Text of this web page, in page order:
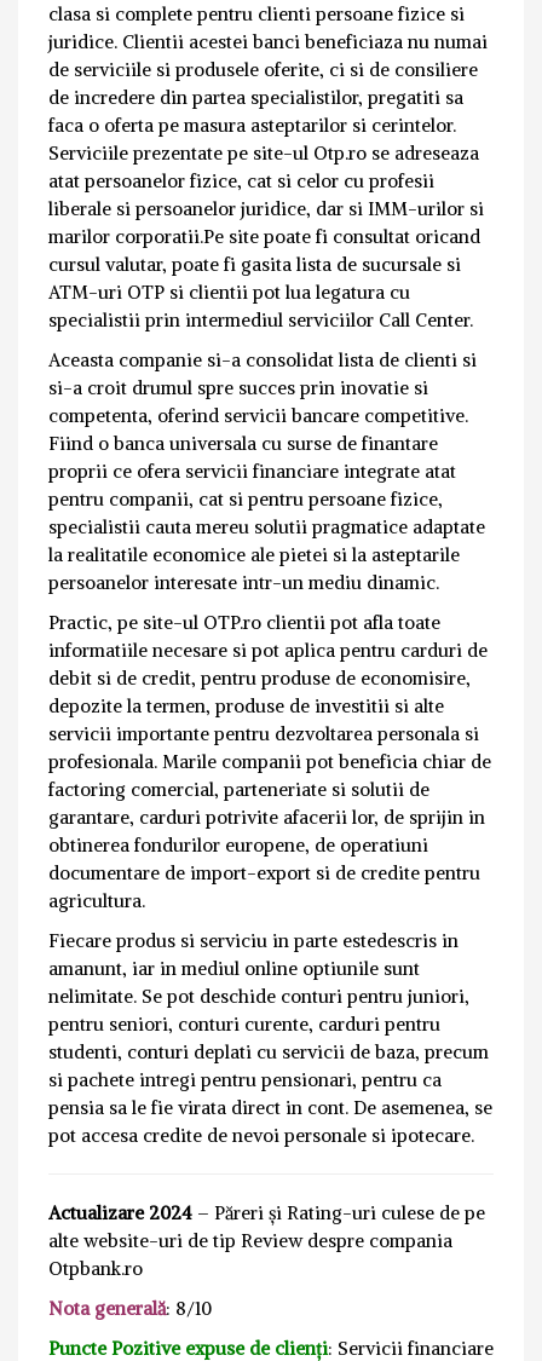
clasa si complete pentru clienti persoane fizice si
juridice. Clientii acestei banci beneficiaza nu numai
de serviciile si produsele oferite, ci si de consiliere
de incredere din partea specialistilor, pregatiti sa
faca o oferta pe masura asteptarilor si cerintelor.
Serviciile prezentate pe site-ul Otp.ro se adreseaza
atat persoanelor fizice, cat si celor cu profesii
liberale si persoanelor juridice, dar si IMM-urilor si
marilor corporatii.Pe site poate fi consultat oricand
cursul valutar, poate fi gasita lista de sucursale si
ATM-uri OTP si clientii pot lua legatura cu
specialistii prin intermediul serviciilor Call Center.
Aceasta companie si-a consolidat lista de clienti si
si-a croit drumul spre succes prin inovatie si
competenta, oferind servicii bancare competitive.
Fiind o banca universala cu surse de finantare
proprii ce ofera servicii financiare integrate atat
pentru companii, cat si pentru persoane fizice,
specialistii cauta mereu solutii pragmatice adaptate
la realitatile economice ale pietei si la asteptarile
persoanelor interesate intr-un mediu dinamic.
Practic, pe site-ul OTP.ro clientii pot afla toate
informatiile necesare si pot aplica pentru carduri de
debit si de credit, pentru produse de economisire,
depozite la termen, produse de investitii si alte
servicii importante pentru dezvoltarea personala si
profesionala. Marile companii pot beneficia chiar de
factoring comercial, parteneriate si solutii de
garantare, carduri potrivite afacerii lor, de sprijin in
obtinerea fondurilor europene, de operatiuni
documentare de import-export si de credite pentru
agricultura.
Fiecare produs si serviciu in parte estedescris in
amanunt, iar in mediul online optiunile sunt
nelimitate. Se pot deschide conturi pentru juniori,
pentru seniori, conturi curente, carduri pentru
studenti, conturi deplati cu servicii de baza, precum
si pachete intregi pentru pensionari, pentru ca
pensia sa le fie virata direct in cont. De asemenea, se
pot accesa credite de nevoi personale si ipotecare.
Actualizare 2024 – Păreri și Rating-uri culese de pe
alte website-uri de tip Review despre compania
Otpbank.ro
Nota generală: 8/10
Puncte Pozitive expuse de clienți: Servicii financiare